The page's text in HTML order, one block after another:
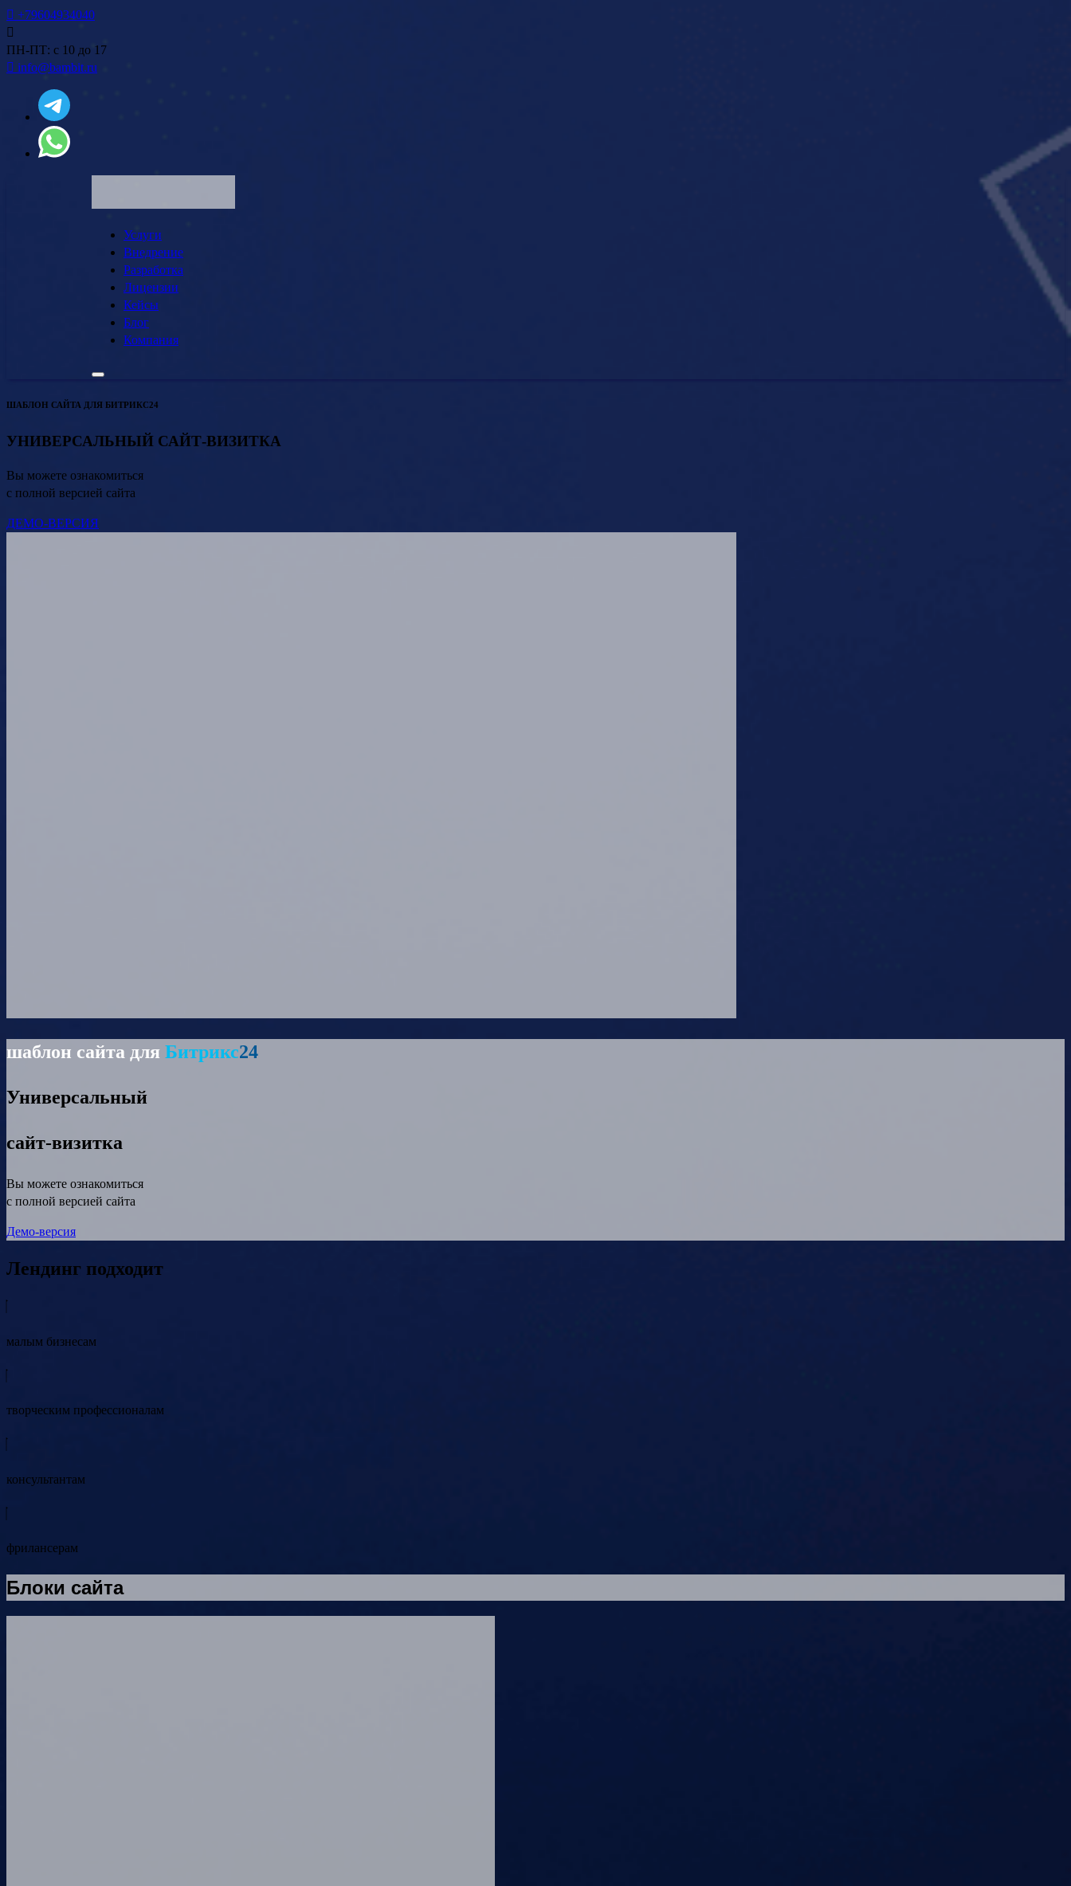
+79604934040
ПН-ПТ: с 10 до 17
info@bambit.ru
Услуги
Внедрение
Разработка
Лицензии
Кейсы
Блог
Компания
ШАБЛОН САЙТА ДЛЯ БИТРИКС24
УНИВЕРСАЛЬНЫЙ САЙТ-ВИЗИТКА
Вы можете ознакомиться
с полной версией сайта
ДЕМО-ВЕРСИЯ
шаблон сайта для Битрикс24
Универсальный
сайт-визитка
Вы можете ознакомиться
с полной версией сайта
Демо-версия
Лендинг подходит
малым бизнесам
творческим профессионалам
консультантам
фрилансерам
Блоки сайта